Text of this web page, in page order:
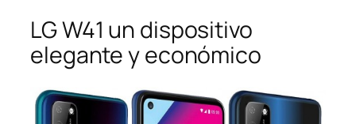
LG W41 un dispositivo
elegante y económico